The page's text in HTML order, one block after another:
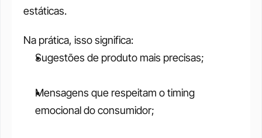
estáticas.
Na prática, isso significa:
Sugestões de produto mais precisas;
Mensagens que respeitam o timing
emocional do consumidor;